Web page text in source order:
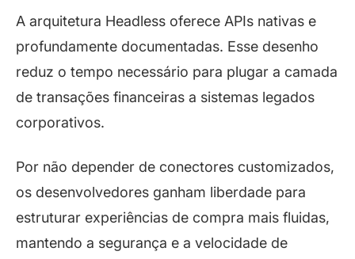
A arquitetura Headless oferece APIs nativas e
profundamente documentadas. Esse desenho
reduz o tempo necessário para plugar a camada
de transações financeiras a sistemas legados
corporativos.
Por não depender de conectores customizados,
os desenvolvedores ganham liberdade para
estruturar experiências de compra mais fluidas,
mantendo a segurança e a velocidade de